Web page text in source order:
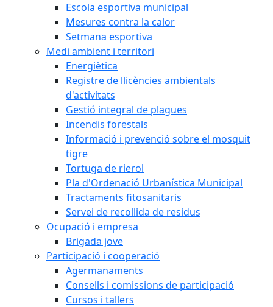
Escola esportiva municipal
Mesures contra la calor
Setmana esportiva
Medi ambient i territori
Energiètica
Registre de llicències ambientals
d'activitats
Gestió integral de plagues
Incendis forestals
Informació i prevenció sobre el mosquit
tigre
Tortuga de rierol
Pla d'Ordenació Urbanística Municipal
Tractaments fitosanitaris
Servei de recollida de residus
Ocupació i empresa
Brigada jove
Participació i cooperació
Agermanaments
Consells i comissions de participació
Cursos i tallers